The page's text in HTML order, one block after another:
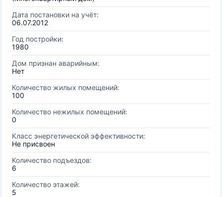
Дата постановки на учёт:
06.07.2012
Год постройки:
1980
Дом признан аварийным:
Нет
Количество жилых помещений:
100
Количество нежилых помещений:
0
Класс энергетической эффективности:
Не присвоен
Количество подъездов:
6
Количество этажей:
5